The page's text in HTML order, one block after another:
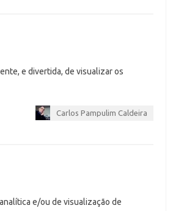
e divertida, de visualizar os
Carlos Pampulim Caldeira
e/ou de visualização de